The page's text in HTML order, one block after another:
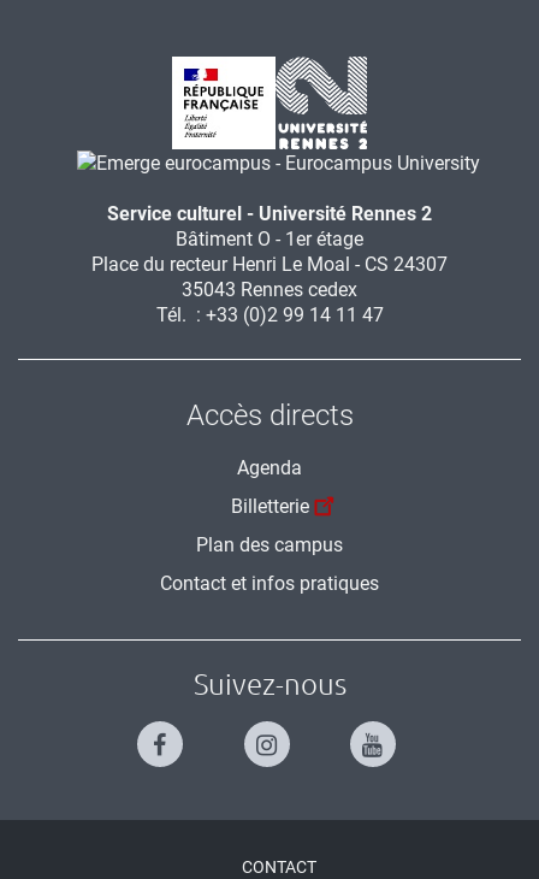
Service culturel - Université Rennes 2
Bâtiment O - 1er étage
Place du recteur Henri Le Moal - CS 24307
35043 Rennes cedex
Tél. : +33 (0)2 99 14 11 47
Accès directs
Agenda
Billetterie
Plan des campus
Contact et infos pratiques
Suivez-nous
CONTACT